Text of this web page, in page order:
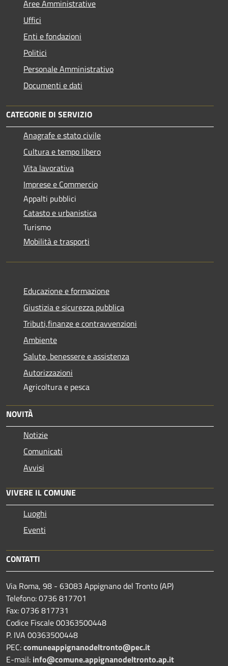
Aree Amministrative
Uffici
Enti e fondazioni
Politici
Personale Amministrativo
Documenti e dati
CATEGORIE DI SERVIZIO
Anagrafe e stato civile
Cultura e tempo libero
Vita lavorativa
Imprese e Commercio
Appalti pubblici
Catasto e urbanistica
Turismo
Mobilità e trasporti
Educazione e formazione
Giustizia e sicurezza pubblica
Tributi,finanze e contravvenzioni
Ambiente
Salute, benessere e assistenza
Autorizzazioni
Agricoltura e pesca
NOVITÀ
Notizie
Comunicati
Avvisi
VIVERE IL COMUNE
Luoghi
Eventi
CONTATTI
Via Roma, 98 - 63083 Appignano del Tronto (AP)
Telefono: 0736 817701
Fax: 0736 817731
Codice Fiscale 00363500448
P. IVA 00363500448
PEC:comuneappignanodeltronto@pec.it
E-mail: info@comune.appignanodeltronto.ap.it